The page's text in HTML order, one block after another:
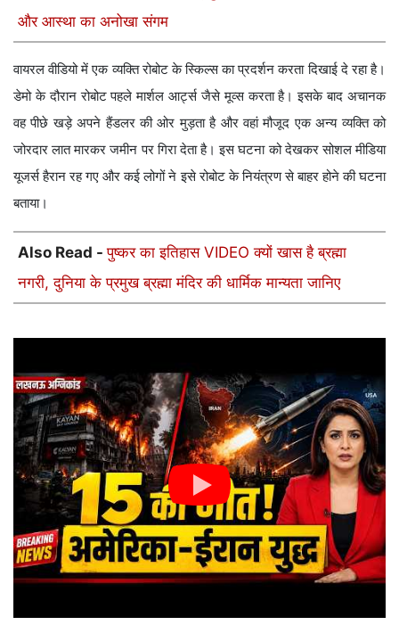
और आस्था का अनोखा संगम
वायरल वीडियो में एक व्यक्ति रोबोट के स्किल्स का प्रदर्शन करता दिखाई दे रहा है।
डेमो के दौरान रोबोट पहले मार्शल आर्ट्स जैसे मूव्स करता है। इसके बाद अचानक
वह पीछे खड़े अपने हैंडलर की ओर मुड़ता है और वहां मौजूद एक अन्य व्यक्ति को
जोरदार लात मारकर जमीन पर गिरा देता है। इस घटना को देखकर सोशल मीडिया
यूजर्स हैरान रह गए और कई लोगों ने इसे रोबोट के नियंत्रण से बाहर होने की घटना
बताया।
Also Read -पुष्कर का इतिहास VIDEO क्यों खास है ब्रह्मा
नगरी, दुनिया के प्रमुख ब्रह्मा मंदिर की धार्मिक मान्यता जानिए